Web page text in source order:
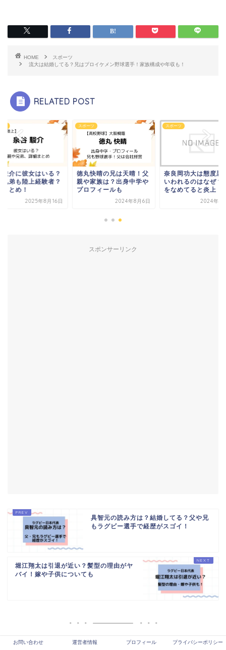
HOME
スポーツ
流大は結婚してる？兄はプロイケメン野球選手！家族構成や年収も！
RELATED POST
駿介に彼女はいる？
兄弟も陸上経験者？
まとめ！
2025年8月16日
スポーツ
徳丸快晴の兄は天晴！父
親や家族は？出身中学や
プロフィールも
2024年8月6日
スポーツ
奈良岡功大は態度悪
いわれるのはなぜ？
をなめてると炎上！
2024年6
スポンサーリンク
具智元の読み方は？結婚してる？父や兄
もラグビー選手で経歴がスゴイ！
堀江翔太は引退が近い？髪型の理由がヤ
バイ！嫁や子供についても
お問い合わせ 運営者情報 プロフィール プライバシーポリシー